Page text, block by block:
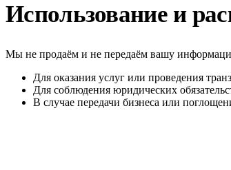
Использование и
Мы не продаём и не передаём вашу
Для оказания услуг или проведения
Для соблюдения юридических
В случае передачи бизнеса или